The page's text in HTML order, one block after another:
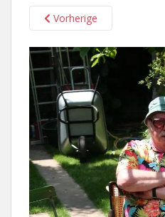
Vorherige